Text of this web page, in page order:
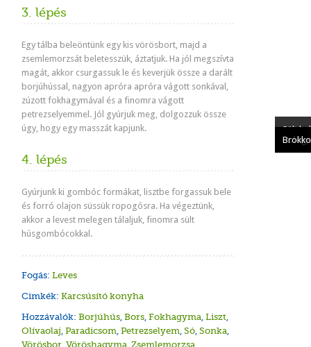
3. lépés
Egy tálba beleöntünk egy kis vörösbort, majd a
zsemlemorzsát beletesszük, áztatjuk. Ha jól megszívta
magát, akkor csurgassuk le és keverjük össze a darált
borjúhússal, nagyon apróra apróra vágott sonkával,
zúzott fokhagymával és a finomra vágott
petrezselyemmel. Jól gyúrjuk meg, dolgozzuk össze
úgy, hogy egy masszát kapjunk.
4. lépés
Gyúrjunk ki gombóc formákat, lisztbe forgassuk bele
és forró olajon süssük ropogósra. Ha végeztünk,
akkor a levest melegen tálaljuk, finomra sült
húsgombócokkal.
Fogás: Leves
Cimkék: Karcsúsító konyha
Hozzávalók: Borjúhús, Bors, Fokhagyma, Liszt,
Olívaolaj, Paradicsom, Petrezselyem, Só, Sonka,
Vörösbor Vöröshagyma Zsemlemorzsa
Sült